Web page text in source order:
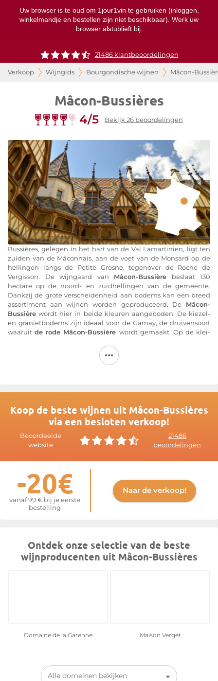
Uw browser is te oud om 1jour1vin te gebruiken (inloggen,
winkelmandje en bestellen zijn niet beschikbaar). Werk uw
browser alstublieft bij.
21486 klantbeoordelingen
Verkoop Wijngids Bourgondische wijnen Mâcon-
Mâcon-Bussières
4/5 Bekijk 26 beoordelingen
Bussières, gelegen in het hart van de Val Lamartinien, ligt ten
zuiden van de Mâconnais, aan de voet van de Monsard op de
hellingen langs de Petite Grosne, tegenover de Roche de
Vergisson. De wijngaard van Mâcon-Bussière beslaat 130
hectare op de noord- en zuidhellingen van de gemeente.
Dankzij de grote verscheidenheid aan bodems kan een breed
assortiment aan wijnen worden geproduceerd. De Mâcon-
Bussière wordt hier in beide kleuren aangeboden. De kiezel-
en granietbodems zijn ideaal voor de Gamay, de druivensoort
waaruitde rode Mâcon-Bussière wordt gemaakt. Op de klei-
. Onder de verschillende bodems
bevinden zich ook mergel uit het Trias, evenals klei- en
Koop de beste wijnen uit Mâcon-Bussières
via een besloten verkoop!
Beoordeelde
website
21486
beoordelingen
-20€
vanaf 99 € bij je eerste
bestelling
Naar de verkoop!
Ontdek onze selectie van de beste
wijnproducenten uit Mâcon-Bussières
Domaine de la Garenne Maison Verget
Alle domeinen bekijken